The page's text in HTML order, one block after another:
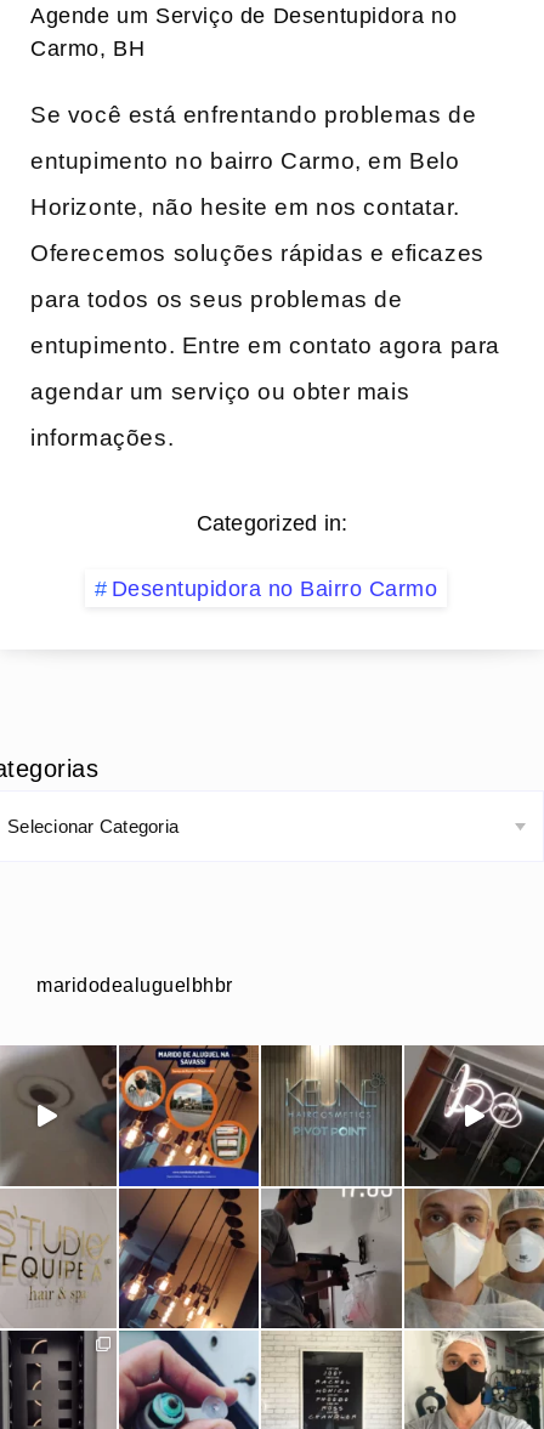
Agende um Serviço de Desentupidora no
Carmo, BH
Se você está enfrentando problemas de
entupimento no bairro Carmo, em Belo
Horizonte, não hesite em nos contatar.
Oferecemos soluções rápidas e eficazes
para todos os seus problemas de
entupimento. Entre em contato agora para
agendar um serviço ou obter mais
informações.
Categorized in:
Desentupidora no Bairro Carmo
maridodealuguelbhbr